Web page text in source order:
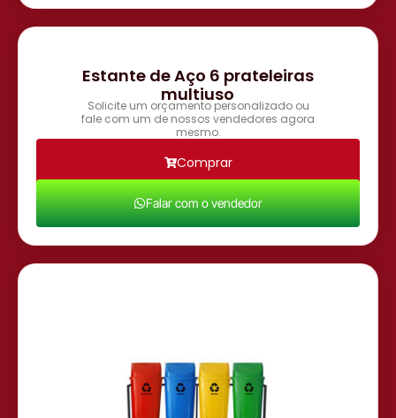
Estante de Aço 6 prateleiras
multiuso
Solicite um orçamento personalizado ou
fale com um de nossos vendedores agora
mesmo.
Comprar
Falar com o vendedor